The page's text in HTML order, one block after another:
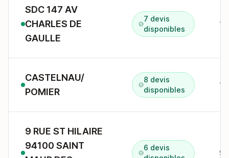
SDC 147 AV
CHARLES DE
GAULLE
7 devis
disponibles
CASTELNAU/
POMIER
8 devis
disponibles
9 RUE ST HILAIRE
94100 SAINT
6 devis